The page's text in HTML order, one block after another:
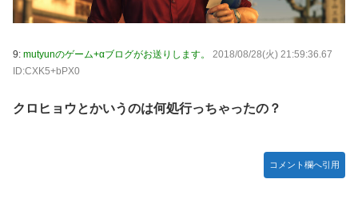
上國料萌衣ちゃん、留学中にマックのバイトに応募するも書
類選考で落とされてしまう
【VTuber】Google Play「選抜！推しナイン発表会」出演
者発表！『にじだけと思ってたけど座長と除夜のケツおるや
実証実験都市「ウーブン・シティ」が一般の居住希望者の募
『ほの暮しの庭』Switch2版 21,965本、Switch版 12,458本
韓国人「どうやら五輪サッカー日韓戦でも審判の接待があっ
9: mutyunのゲーム+αブログがお送りします。
2018/08/28(火) 21:59:36.67
ID:CXK5+bPX0
クロヒョウとかいうのは何処行っちゃったの？
コメント欄へ引用